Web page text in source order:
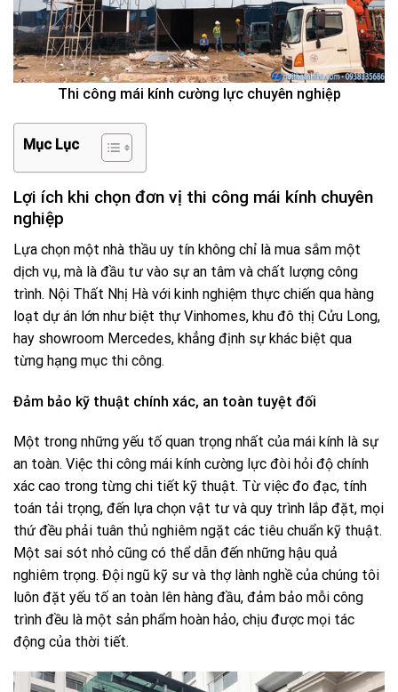
Thi công mái kính cường lực chuyên nghiệp
Mục Lục
Lợi ích khi chọn đơn vị thi công mái kính chuyên
nghiệp
Lựa chọn một nhà thầu uy tín không chỉ là mua sắm một
dịch vụ, mà là đầu tư vào sự an tâm và chất lượng công
trình. Nội Thất Nhị Hà với kinh nghiệm thực chiến qua hàng
loạt dự án lớn như biệt thự Vinhomes, khu đô thị Cửu Long,
hay showroom Mercedes, khẳng định sự khác biệt qua
từng hạng mục thi công.
Đảm bảo kỹ thuật chính xác, an toàn tuyệt đối
Một trong những yếu tố quan trọng nhất của mái kính là sự
an toàn. Việc thi công mái kính cường lực đòi hỏi độ chính
xác cao trong từng chi tiết kỹ thuật. Từ việc đo đạc, tính
toán tải trọng, đến lựa chọn vật tư và quy trình lắp đặt, mọi
thứ đều phải tuân thủ nghiêm ngặt các tiêu chuẩn kỹ thuật.
Một sai sót nhỏ cũng có thể dẫn đến những hậu quả
nghiêm trọng. Đội ngũ kỹ sư và thợ lành nghề của chúng tôi
luôn đặt yếu tố an toàn lên hàng đầu, đảm bảo mỗi công
trình đều là một sản phẩm hoàn hảo, chịu được mọi tác
động của thời tiết.